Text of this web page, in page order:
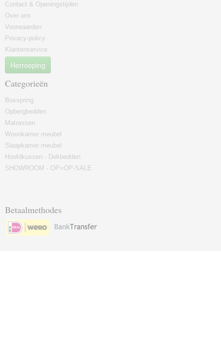
Contact & Openingstijden
Over ons
Voorwaarden
Privacy-policy
Klantenservice
Herroeping
Categorieën
Boxspring
Opbergbedden
Matrassen
Woonkamer meubel
Slaapkamer meubel
Hoofdkussen - Dekbedden
SHOWROOM - OP=OP-SALE
Betaalmethodes